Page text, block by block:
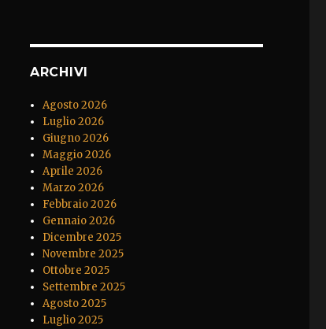
ARCHIVI
Agosto 2026
Luglio 2026
Giugno 2026
Maggio 2026
Aprile 2026
Marzo 2026
Febbraio 2026
Gennaio 2026
Dicembre 2025
Novembre 2025
Ottobre 2025
Settembre 2025
Agosto 2025
Luglio 2025